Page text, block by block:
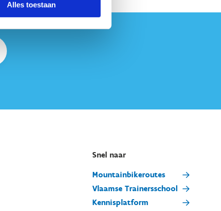
Alles toestaan
Snel naar
Mountainbikeroutes
Vlaamse Trainersschool
Kennisplatform